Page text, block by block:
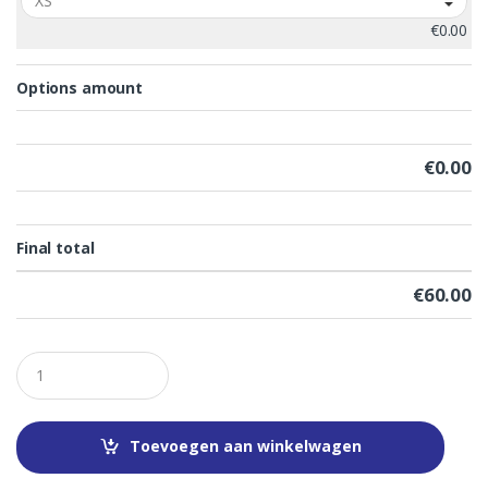
€0.00
Options amount
€0.00
Final total
€60.00
Q
u
a
t
i
Toevoegen aan winkelwagen